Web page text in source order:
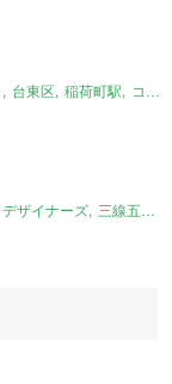
台東区 稲荷町駅 コンクリート
デザイナーズ 三線五駅